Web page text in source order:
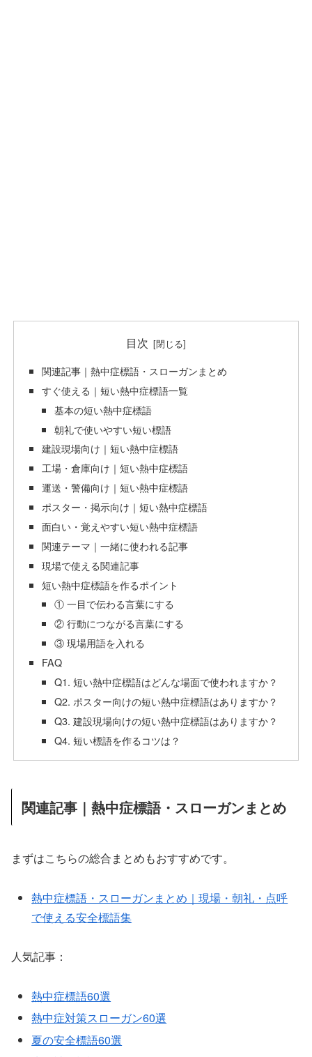
目次
関連記事｜熱中症標語・スローガンまとめ
すぐ使える｜短い熱中症標語一覧
基本の短い熱中症標語
朝礼で使いやすい短い標語
建設現場向け｜短い熱中症標語
工場・倉庫向け｜短い熱中症標語
運送・警備向け｜短い熱中症標語
ポスター・掲示向け｜短い熱中症標語
面白い・覚えやすい短い熱中症標語
関連テーマ｜一緒に使われる記事
現場で使える関連記事
短い熱中症標語を作るポイント
① 一目で伝わる言葉にする
② 行動につながる言葉にする
③ 現場用語を入れる
FAQ
Q1. 短い熱中症標語はどんな場面で使われますか？
Q2. ポスター向けの短い熱中症標語はありますか？
Q3. 建設現場向けの短い熱中症標語はありますか？
Q4. 短い標語を作るコツは？
関連記事｜熱中症標語・スローガンまとめ
まずはこちらの総合まとめもおすすめです。
熱中症標語・スローガンまとめ｜現場・朝礼・点呼
で使える安全標語集
人気記事：
熱中症標語60選
熱中症対策スローガン60選
夏の安全標語60選